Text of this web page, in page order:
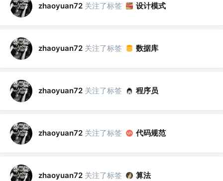
zhaoyuan72 关注了标签 设计模式
zhaoyuan72 关注了标签 数据库
zhaoyuan72 关注了标签 程序员
zhaoyuan72 关注了标签 代码规范
zhaoyuan72 关注了标签 算法